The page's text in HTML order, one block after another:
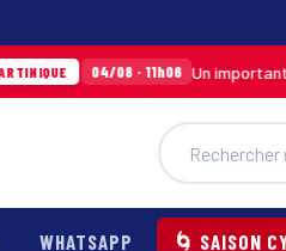
04/08 · 11h06 Un important incendie
WHATSAPP 🌀 SAISON